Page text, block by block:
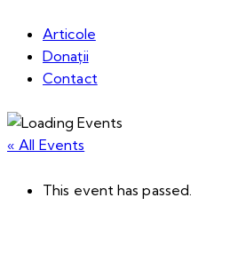
Articole
Donații
Contact
« All Events
This event has passed.